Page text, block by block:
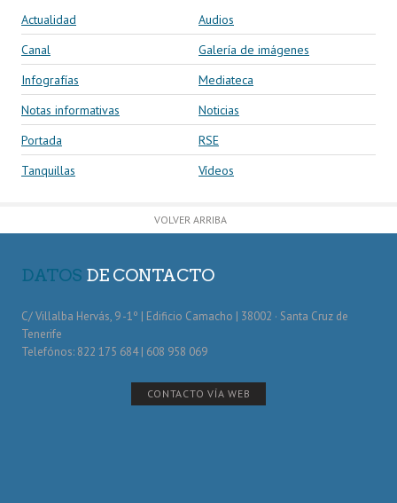
Actualidad
Audios
Canal
Galería de imágenes
Infografías
Mediateca
Notas informativas
Noticias
Portada
RSE
Tanquillas
Vídeos
VOLVER ARRIBA
DATOS DE CONTACTO
C/ Villalba Hervás, 9 -1º | Edificio Camacho | 38002 · Santa Cruz de
Tenerife
Telefónos: 822 175 684 | 608 958 069
CONTACTO VÍA WEB